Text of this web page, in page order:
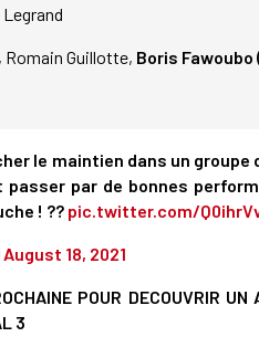
Romain Guillotte, Boris Fawoubo
le maintien dans un groupe
par de bonnes
! ?? pic.twitter.com/
August 18, 2021
POUR DECOUVRIR
3